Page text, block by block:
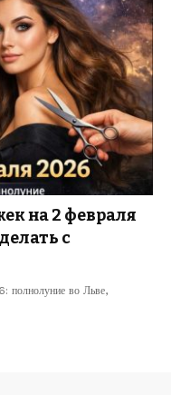
на 2 февраля
с
полнолуние во Льве,